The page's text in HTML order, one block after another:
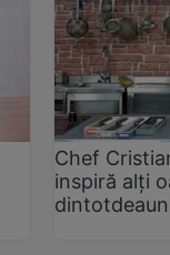
Chef
inspiră alţi